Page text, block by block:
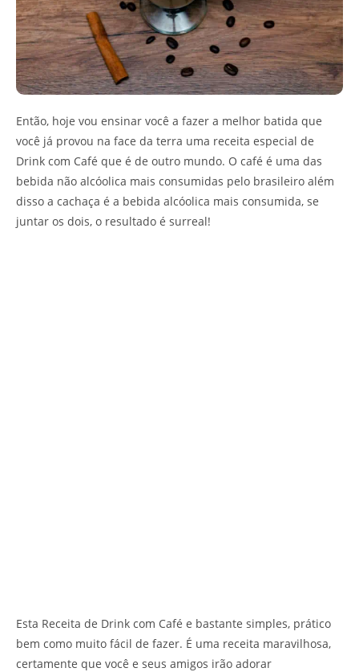
Então, hoje vou ensinar você a fazer a melhor batida que
você já provou na face da terra uma receita especial de
Drink com Café que é de outro mundo. O café é uma das
bebida não alcóolica mais consumidas pelo brasileiro além
disso a cachaça é a bebida alcóolica mais consumida, se
juntar os dois, o resultado é surreal!
Esta Receita de Drink com Café e bastante simples, prático
bem como muito fácil de fazer. É uma receita maravilhosa,
certamente que você e seus amigos irão adorar